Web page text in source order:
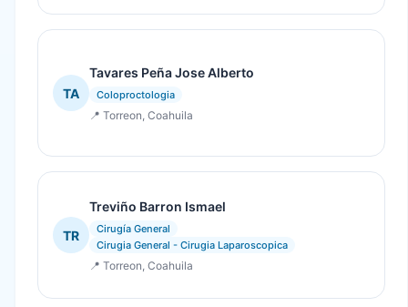
TA
Tavares Peña Jose Alberto
Coloproctologia
📍 Torreon, Coahuila
TR
Treviño Barron Ismael
Cirugía General
Cirugia General - Cirugia Laparoscopica
📍 Torreon, Coahuila